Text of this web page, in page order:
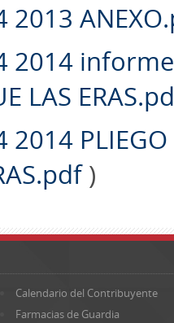
2013
2014
LAS
2014 PLIEGO
)
Calendario del Contribuyente
Farmacias de Guardia